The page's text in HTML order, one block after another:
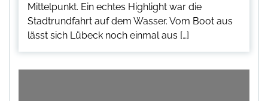
Mittelpunkt. Ein echtes Highlight war die
Stadtrundfahrt auf dem Wasser. Vom Boot aus
lässt sich Lübeck noch einmal aus […]